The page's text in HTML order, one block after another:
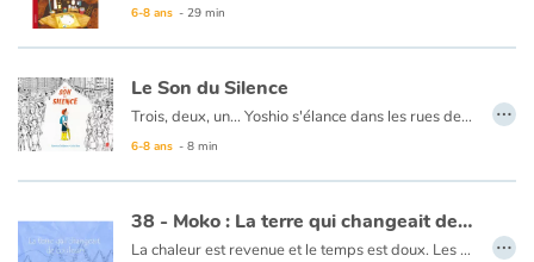
6-8 ans - 29 min
Le Son du Silence
Trois, deux, un... Yoshio s'élance dans les rues de Tokyo. Tout autour de lui, les bruits tourbillonnent : celui des flaques d’eau quand il saute dedans, des gouttes de pluie qui crépitent sur son parapluie, le son de son rire qui le fait rire plus fort encore. Quel est ce son étrange ? C'est celui du koto qu’une musicienne accorde. Mais pour elle, ce qu’il y a de plus beau, c’est le
6-8 ans - 8 min
…
38 - Moko : La terre qui changeait de couleur
La chaleur est revenue et le temps est doux. Les arbres sont fleuris et personne ne manque de rien. Il pensait reprendre sa route pour le bout du monde mais y renonce pour un temps. Un vieil homme lui dit que le froid reviendra. Moko ne veut pas y croire et laisse le temps couler. Il assiste au spectacle coloré des saisons… et un matin revient l’hiver. Alarick sait que Moko reprendra sa route et lui confie sa flûte pour qu’il ne soit jamais seul… …